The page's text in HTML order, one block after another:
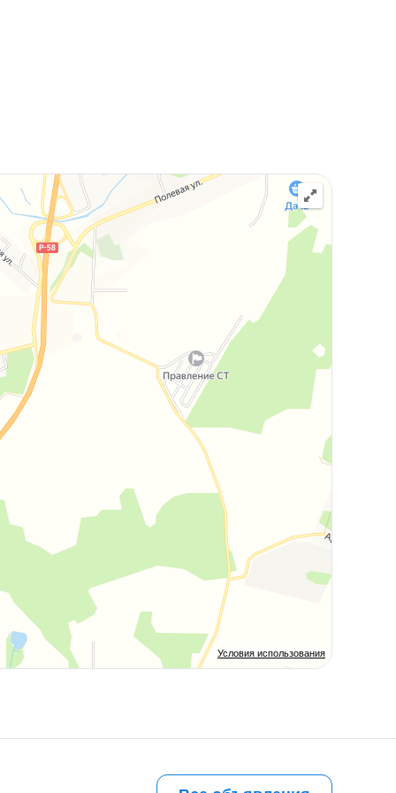
Условия использования